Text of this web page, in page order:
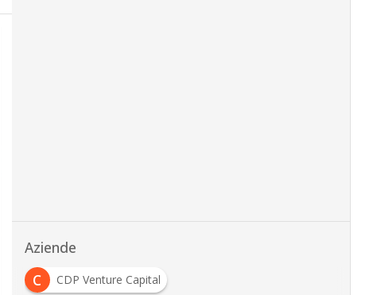
Aziende
C
CDP Venture Capital